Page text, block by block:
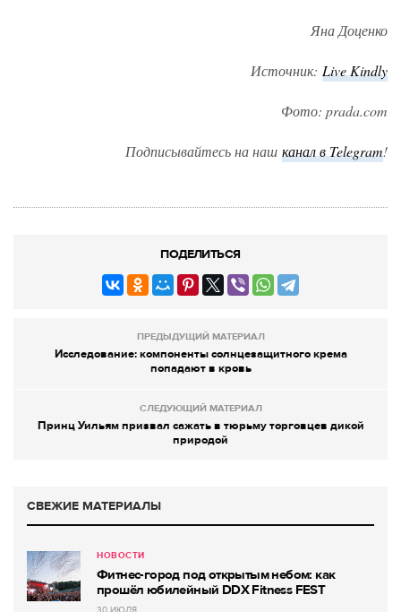
Яна Доценко
Источник: Live Kindly
Фото: prada.com
Подписывайтесь на наш канал в Telegram!
ПОДЕЛИТЬСЯ
ПРЕДЫДУЩИЙ МАТЕРИАЛ
Исследование: компоненты солнцезащитного крема
попадают в кровь
СЛЕДУЮЩИЙ МАТЕРИАЛ
Принц Уильям призвал сажать в тюрьму торговцев дикой
природой
СВЕЖИЕ МАТЕРИАЛЫ
НОВОСТИ
Фитнес-город под открытым небом: как
прошёл юбилейный DDX Fitness FEST
30 ИЮЛЯ